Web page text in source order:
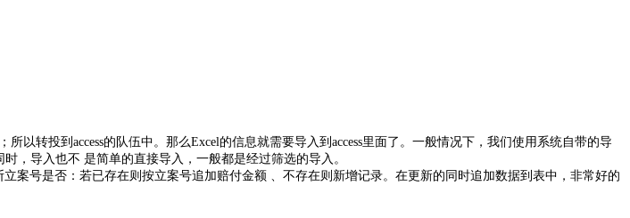
转投到access的队伍中。那么Excel的信息就需要导入到access里面了。一般情况下，我们使用系统自带的导
，导入也不 是简单的直接导入，一般都是经过筛选的导入。
案号是否：若已存在则按立案号追加赔付金额 、不存在则新增记录。在更新的同时追加数据到表中，非常好的